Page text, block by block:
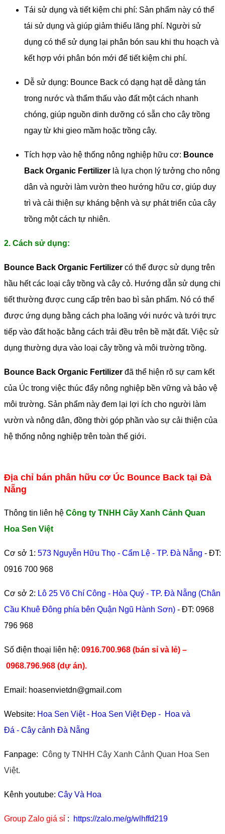
Tái sử dụng và tiết kiệm chi phí: Sản phẩm này có thể
tái sử dụng và giúp giảm thiểu lãng phí. Người sử
dụng có thể sử dụng lại phân bón sau khi thu hoạch và
kết hợp với phân bón mới để tiết kiệm chi phí.
Dễ sử dụng: Bounce Back có dạng hạt dễ dàng tán
trong nước và thẩm thấu vào đất một cách nhanh
chóng, giúp nguồn dinh dưỡng có sẵn cho cây trồng
ngay từ khi gieo mầm hoặc trồng cây.
Tích hợp vào hệ thống nông nghiệp hữu cơ: Bounce
Back Organic Fertilizer là lựa chọn lý tưởng cho nông
dân và người làm vườn theo hướng hữu cơ, giúp duy
trì và cải thiện sự kháng bệnh và sự phát triển của cây
trồng một cách tự nhiên.
2. Cách sử dụng:
Bounce Back Organic Fertilizer có thể được sử dụng trên
hầu hết các loại cây trồng và cây cỏ. Hướng dẫn sử dụng chi
tiết thường được cung cấp trên bao bì sản phẩm. Nó có thể
được ứng dụng bằng cách pha loãng với nước và tưới trực
tiếp vào đất hoặc bằng cách trải đều trên bề mặt đất. Việc sử
dụng thường dựa vào loại cây trồng và môi trường trồng.
Bounce Back Organic Fertilizer đã thể hiện rõ sự cam kết
của Úc trong việc thúc đẩy nông nghiệp bền vững và bảo vệ
môi trường. Sản phẩm này đem lại lợi ích cho người làm
vườn và nông dân, đồng thời góp phần vào sự cải thiện của
hệ thống nông nghiệp trên toàn thế giới.
Địa chỉ bán phân hữu cơ Úc Bounce Back tại Đà
Nẵng
Thông tin liên hệ Công ty TNHH Cây Xanh Cảnh Quan
Hoa Sen Việt
Cơ sở 1: 573 Nguyễn Hữu Thọ - Cẩm Lệ - TP. Đà Nẵng - ĐT:
0916 700 968
Cơ sở 2: Lô 25 Võ Chí Công - Hòa Quý - TP. Đà Nẵng (Chân
Cầu Khuê Đông phía bên Quận Ngũ Hành Sơn) - ĐT: 0968
796 968
​Số điện thoại liên hệ: 0916.700.968 (bán sỉ và lẻ) –
0968.796.968 (dự án).
Email: hoasenvietdn@gmail.com
Website: Hoa Sen Việt- Hoa Sen Việt Đẹp - Hoa và
Đá - Cây cảnh Đà Nẵng
Fanpage: Công ty TNHH Cây Xanh Cảnh Quan Hoa Sen
Việt.
Kênh youtube: Cây Và Hoa
Group Zalo giá sỉ : https://zalo.me/g/wlhffd219